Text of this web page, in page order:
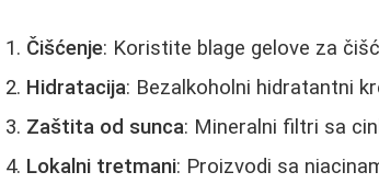
Čišćenje: Koristite blage gelove za
Hidratacija: Bezalkoholni hidratantni
Zaštita od sunca: Mineralni filtri sa
Lokalni tretmani: Proizvodi sa